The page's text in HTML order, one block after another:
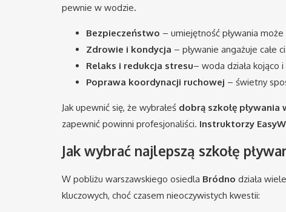
pewnie w wodzie.
Bezpieczeństwo – umiejętność pływania
Zdrowie i kondycja – pływanie angażuje całe
Relaks i redukcja stresu– woda działa kojąco
Poprawa koordynacji ruchowej – świetny
Jak upewnić się, że wybrałeś dobrą szkołę
zapewnić powinni profesjonaliści. Instruktorzy
Jak wybrać najlepszą szkołę
W pobliżu warszawskiego osiedla Bródno działa
kluczowych, choć czasem nieoczywistych kwestii: